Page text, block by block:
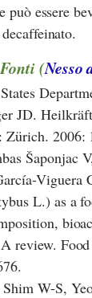
può essere
(Nesso
JD.
Zürich. 2006:
Šaponjac
Viguera
L.) as a
review.
Shim W-S,